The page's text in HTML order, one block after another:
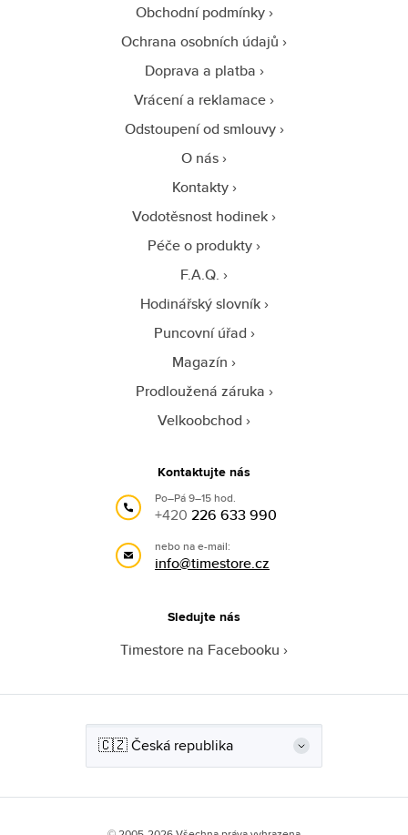
Obchodní podmínky
Ochrana osobních údajů
Doprava a platba
Vrácení a reklamace
Odstoupení od smlouvy
O nás
Kontakty
Vodotěsnost hodinek
Péče o produkty
F.A.Q.
Hodinářský slovník
Puncovní úřad
Magazín
Prodloužená záruka
Velkoobchod
Kontaktujte nás
Po–Pá 9–15 hod.
+420 226 633 990
nebo na e-mail:
info@timestore.cz
Sledujte nás
Timestore na Facebooku